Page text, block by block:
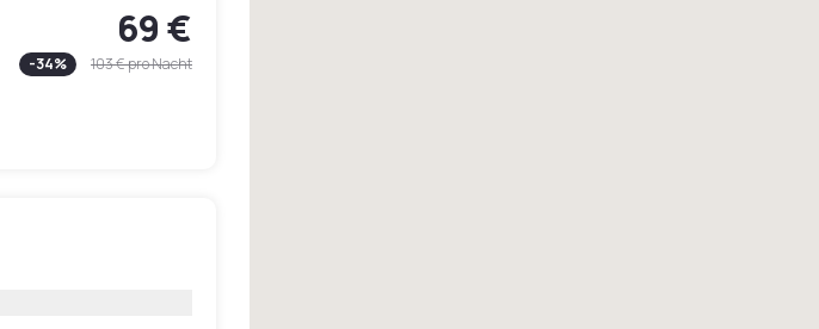
69 €
-34% 103 €pro Nacht